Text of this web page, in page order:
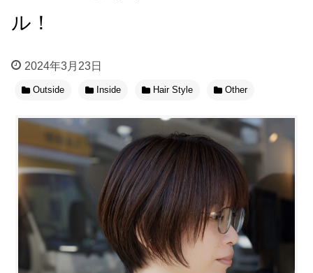
ル！
2024年3月23日
Outside Inside Hair Style Other